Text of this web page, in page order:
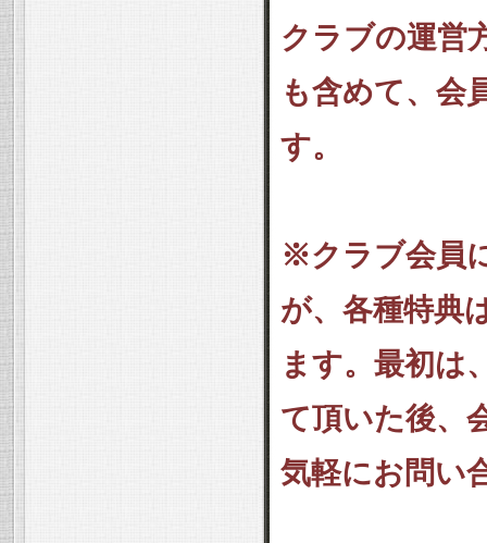
クラブの運営
も含めて、会
す。
※クラブ会員
が、各種特典
ます。最初は
て頂いた後、
気軽にお問い